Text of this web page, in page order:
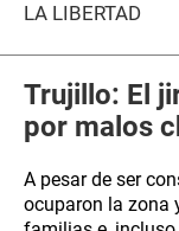
LA LIBERTAD
Trujillo: El
por malos
A pesar de ser
ocuparon la zona